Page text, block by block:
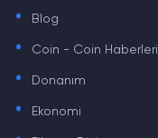
Blog
. Coin - Coin Haberleri
. Donanım
. Ekonomi
.